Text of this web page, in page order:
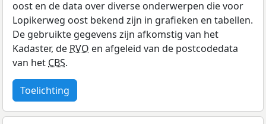
oost en de data over diverse onderwerpen die voor
Lopikerweg oost bekend zijn in grafieken en tabellen.
De gebruikte gegevens zijn afkomstig van het
Kadaster, de RVO en afgeleid van de postcodedata
van het CBS.
Toelichting